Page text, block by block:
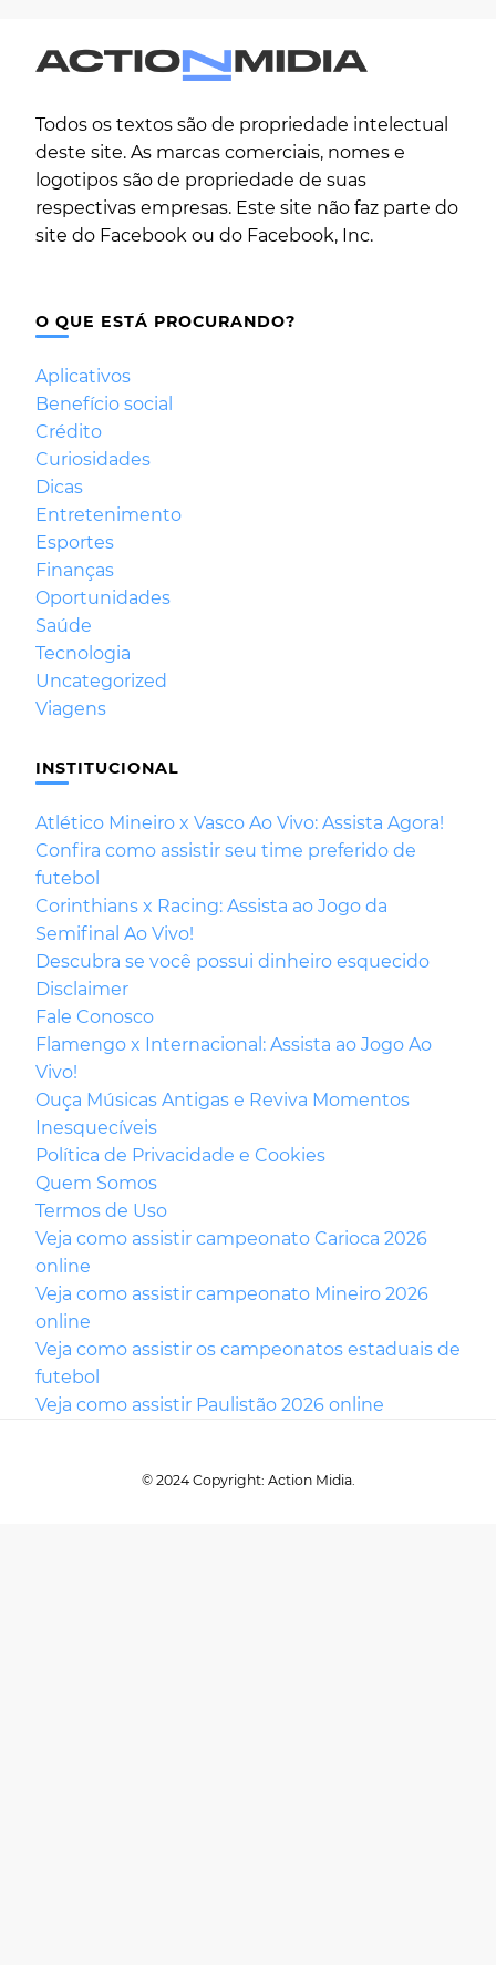
Todos os textos são de propriedade intelectual
deste site. As marcas comerciais, nomes e
logotipos são de propriedade de suas
respectivas empresas. Este site não faz parte do
site do Facebook ou do Facebook, Inc.
O QUE ESTÁ PROCURANDO?
Aplicativos
Benefício social
Crédito
Curiosidades
Dicas
Entretenimento
Esportes
Finanças
Oportunidades
Saúde
Tecnologia
Uncategorized
Viagens
INSTITUCIONAL
Atlético Mineiro x Vasco Ao Vivo: Assista Agora!
Confira como assistir seu time preferido de
futebol
Corinthians x Racing: Assista ao Jogo da
Semifinal Ao Vivo!
Descubra se você possui dinheiro esquecido
Disclaimer
Fale Conosco
Flamengo x Internacional: Assista ao Jogo Ao
Vivo!
Ouça Músicas Antigas e Reviva Momentos
Inesquecíveis
Política de Privacidade e Cookies
Quem Somos
Termos de Uso
Veja como assistir campeonato Carioca 2026
online
Veja como assistir campeonato Mineiro 2026
online
Veja como assistir os campeonatos estaduais de
futebol
Veja como assistir Paulistão 2026 online
© 2024 Copyright: Action Midia.